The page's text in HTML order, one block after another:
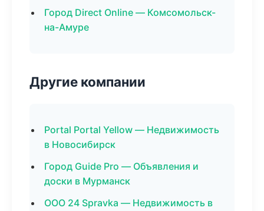
Город Direct Online — Комсомольск-
на-Амуре
Другие компании
Portal Portal Yellow — Недвижимость
в Новосибирск
Город Guide Pro — Объявления и
доски в Мурманск
ООО 24 Spravka — Недвижимость в